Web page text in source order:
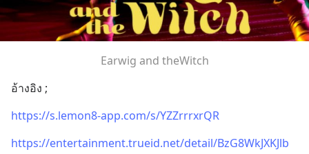
Earwig and theWitch
อ้างอิง ;
https://s.lemon8-app.com/s/YZZrrrxrQR
https://entertainment.trueid.net/detail/BzG8WkJXKJlb